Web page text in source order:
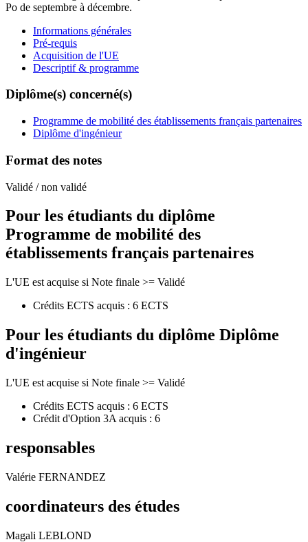
Po de septembre à décembre.
Informations générales
Pré-requis
Acquisition de l'UE
Descriptif & programme
Diplôme(s) concerné(s)
Programme de mobilité des établissements français partenaires
Diplôme d'ingénieur
Format des notes
Validé / non validé
Pour les étudiants du diplôme
Programme de mobilité des
établissements français partenaires
L'UE est acquise si Note finale >= Validé
Crédits ECTS acquis : 6 ECTS
Pour les étudiants du diplôme Diplôme
d'ingénieur
L'UE est acquise si Note finale >= Validé
Crédits ECTS acquis : 6 ECTS
Crédit d'Option 3A acquis : 6
responsables
Valérie FERNANDEZ
coordinateurs des études
Magali LEBLOND